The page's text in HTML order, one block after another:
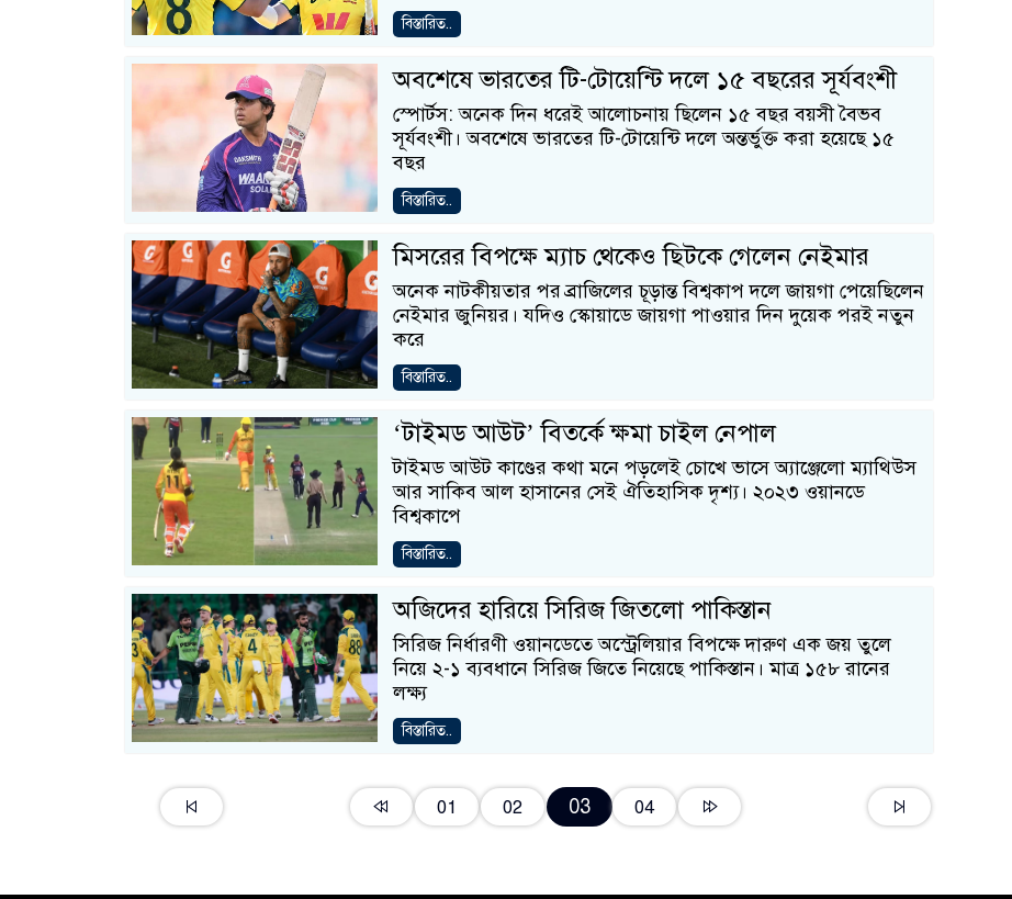
বিস্তারিত..
অবশেষে ভারতের টি-টোয়েন্টি দলে ১৫ বছরের সূর্যবংশী
স্পোর্টস: অনেক দিন ধরেই আলোচনায় ছিলেন ১৫ বছর বয়সী বৈভব
সূর্যবংশী। অবশেষে ভারতের টি-টোয়েন্টি দলে অন্তর্ভুক্ত করা হয়েছে ১৫
বছর
বিস্তারিত..
মিসরের বিপক্ষে ম্যাচ থেকেও ছিটকে গেলেন নেইমার
অনেক নাটকীয়তার পর ব্রাজিলের চূড়ান্ত বিশ্বকাপ দলে জায়গা পেয়েছিলেন
নেইমার জুনিয়র। যদিও স্কোয়াডে জায়গা পাওয়ার দিন দুয়েক পরই নতুন
করে
বিস্তারিত..
‘টাইমড আউট’ বিতর্কে ক্ষমা চাইল নেপাল
টাইমড আউট কাণ্ডের কথা মনে পড়লেই চোখে ভাসে অ্যাঞ্জেলো ম্যাথিউস
আর সাকিব আল হাসানের সেই ঐতিহাসিক দৃশ্য। ২০২৩ ওয়ানডে
বিশ্বকাপে
বিস্তারিত..
অজিদের হারিয়ে সিরিজ জিতলো পাকিস্তান
সিরিজ নির্ধারণী ওয়ানডেতে অস্ট্রেলিয়ার বিপক্ষে দারুণ এক জয় তুলে
নিয়ে ২-১ ব্যবধানে সিরিজ জিতে নিয়েছে পাকিস্তান। মাত্র ১৫৮ রানের
লক্ষ্য
বিস্তারিত..
01 02 03 04